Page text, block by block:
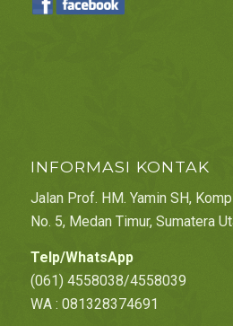
INFORMASI KONTAK
Jalan Prof. HM. Yamin SH,
No. 5, Medan Timur, Sumatera
Telp/WhatsApp
(061) 4558038/4558039
WA : 081328374691